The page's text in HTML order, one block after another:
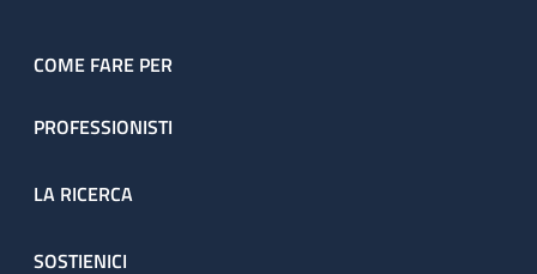
COME FARE PER
PROFESSIONISTI
LA RICERCA
SOSTIENICI